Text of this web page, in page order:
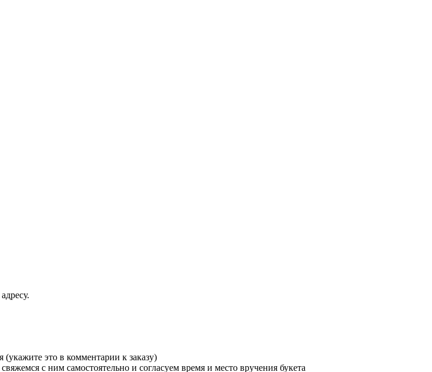
это в комментарии к заказу)
с ним самостоятельно и согласуем время и место вручения букета